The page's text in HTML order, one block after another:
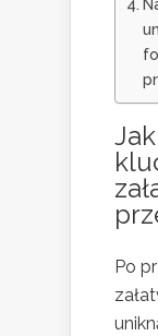
Po